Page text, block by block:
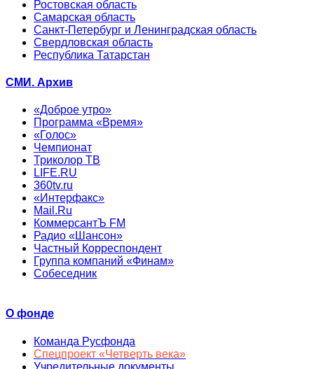
Ростовская область
Самарская область
Санкт-Петербург и Ленинградская область
Свердловская область
Республика Татарстан
СМИ. Архив
«Доброе утро»
Программа «Время»
«Голос»
Чемпионат
Триколор ТВ
LIFE.RU
360tv.ru
«Интерфакс»
Mail.Ru
КоммерсантЪ FM
Радио «Шансон»
Частный Корреспондент
Группа компаний «Финам»
Собеседник
О фонде
Команда Русфонда
Спецпроект «Четверть века»
Учредительные документы